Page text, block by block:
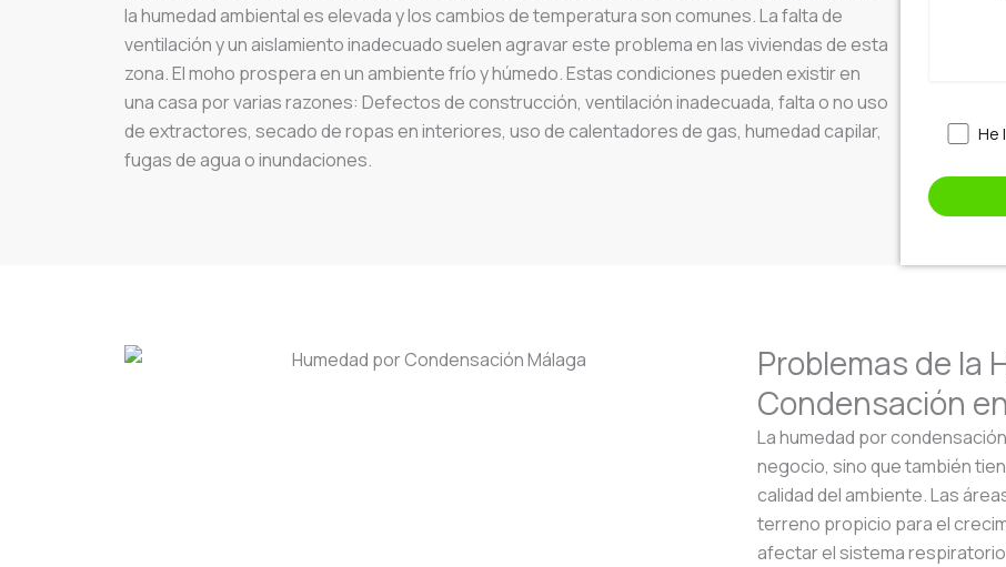
la humedad ambiental es elevada y los cambios de temperatura son comunes. La falta de
ventilación y un aislamiento inadecuado suelen agravar este problema en las viviendas de esta
zona. El moho prospera en un ambiente frío y húmedo. Estas condiciones pueden existir en
una casa por varias razones: Defectos de construcción, ventilación inadecuada, falta o no uso
de extractores, secado de ropas en interiores, uso de calentadores de gas, humedad capilar,
fugas de agua o inundaciones.
He
Problemas de la
Condensación
La humedad por
negocio, sino que también
calidad del ambiente. Las
terreno propicio para el
afectar el sistema